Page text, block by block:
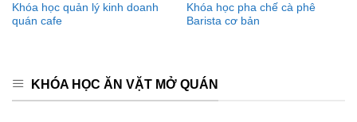
Khóa học quản lý kinh doanh
quán cafe
Khóa học pha chế cà phê
Barista cơ bản
KHÓA HỌC ĂN VẶT MỞ QUÁN